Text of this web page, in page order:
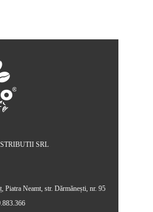
SRL
Piatra Neamt, str. Dărmănești, nr. 95